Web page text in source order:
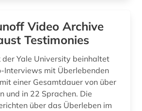
Video Archive
Testimonies
der Yale University beinhaltet
Interviews mit Überlebenden
einer Gesamtdauer von über
und in 22 Sprachen. Die
über das Überleben im